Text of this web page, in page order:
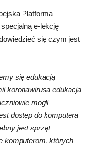
Platforma
e-lekcję
się czym jest
się edukacją
koronawirusa edukacja
mogli
dostęp do komputera
jest sprzęt
komputerom, których